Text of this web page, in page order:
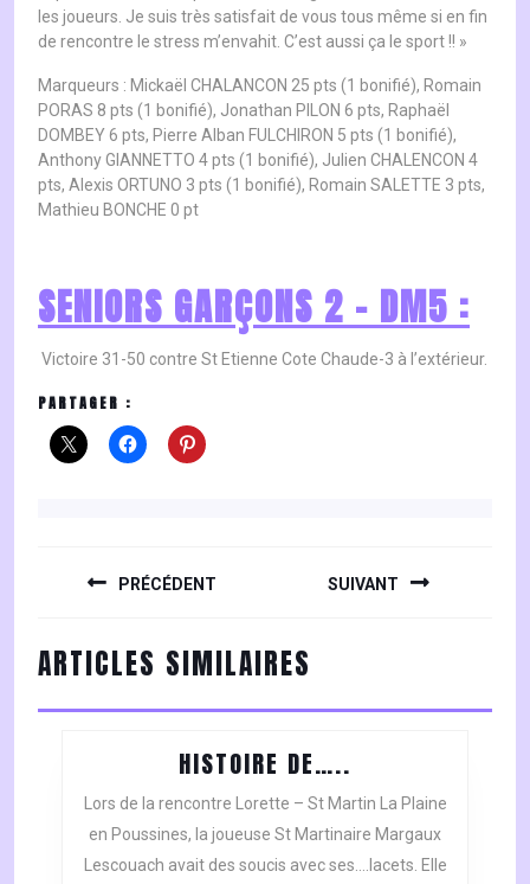
les joueurs. Je suis très satisfait de vous tous même si en fin
de rencontre le stress m’envahit. C’est aussi ça le sport !! »
Marqueurs : Mickaël CHALANCON 25 pts (1 bonifié), Romain
PORAS 8 pts (1 bonifié), Jonathan PILON 6 pts, Raphaël
DOMBEY 6 pts, Pierre Alban FULCHIRON 5 pts (1 bonifié),
Anthony GIANNETTO 4 pts (1 bonifié), Julien CHALENCON 4
pts, Alexis ORTUNO 3 pts (1 bonifié), Romain SALETTE 3 pts,
Mathieu BONCHE 0 pt
SENIORS GARÇONS 2 – DM5 :
Victoire 31-50 contre St Etienne Cote Chaude-3 à l’extérieur.
PARTAGER :
PRÉCÉDENT
post:
SUIVANT
post:
ARTICLES SIMILAIRES
HISTOIRE DE…..
DE…..
Lors de la rencontre Lorette – St Martin La Plaine
en Poussines, la joueuse St Martinaire Margaux
Lescouach avait des soucis avec ses….lacets. Elle